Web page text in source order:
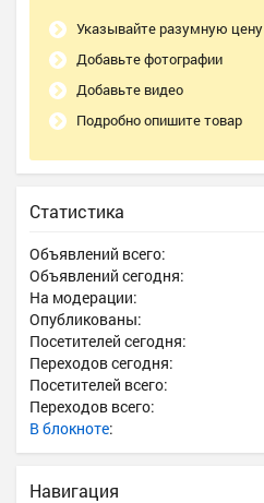
Указывайте разумную цену
Добавьте фотографии
Добавьте видео
Подробно опишите товар
Статистика
Объявлений всего:
Объявлений сегодня:
На модерации:
Опубликованы:
Посетителей сегодня:
Переходов сегодня:
Посетителей всего:
Переходов всего:
В блокноте:
Навигация